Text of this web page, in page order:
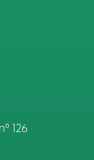
126